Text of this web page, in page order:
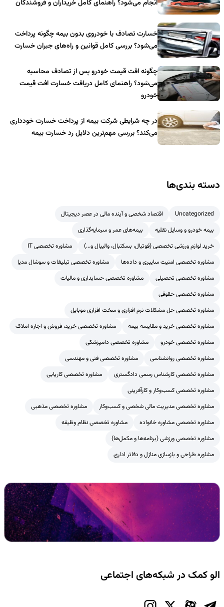
انجام می‌شود؟ راهنمای کامل خریداران و فروشندگان
خسارت تصادف با خودروی بدون بیمه چگونه پرداخت
می‌شود؟ بررسی کامل قوانین و راه‌های جبران خسارت
چگونه افت قیمت خودرو پس از تصادف محاسبه
می‌شود؟ راهنمای کامل دریافت خسارت افت قیمت
خودرو
در چه شرایطی شرکت بیمه از پرداخت خسارت خودداری
می‌کند؟ بررسی مهم‌ترین دلایل رد خسارت بیمه
دسته بندی‌ها
Uncategorized
اقتصاد شخصی و آینده مالی در عصر دیجیتال
بیمه خودرو و وسایل نقلیه
بیمه‌های عمر و سرمایه‌گذاری
خرید لوازم ورزشی تخصصی (فوتبال، بسکتبال، والیبال و...)
مشاوره تخصصی IT
مشاوره تخصصی امنیت سایبری و داده‌ها
مشاوره تخصصی تبلیغات و سوشال مدیا
مشاوره تخصصی تحصیلی
مشاوره تخصصی حسابداری و مالیات
مشاوره تخصصی حقوقی
مشاوره تخصصی حل مشکلات نرم افزاری و سخت افزاری موبایل
مشاوره تخصصی خرید و مقایسه بیمه
مشاوره تخصصی خرید، فروش و اجاره املاک
مشاوره تخصصی خودرو
مشاوره تخصصی دامپزشکی
مشاوره تخصصی روانشناسی
مشاوره تخصصی فنی و مهندسی
مشاوره تخصصی کارشناس رسمی دادگستری
مشاوره تخصصی کاریابی
مشاوره تخصصی کسب‌وکار و کارآفرینی
مشاوره تخصصی مدیریت مالی شخصی و کسب‌وکار
مشاوره تخصصی مذهبی
مشاوره تخصصی مشاوره خانواده
مشاوره تخصصی نظام وظیفه
مشاوره تخصصی ورزشی (برنامه‌ها و مکمل‌ها)
مشاوره طراحی و بازسازی منازل و دفاتر اداری
الو کمک در شبکه‌های اجتماعی